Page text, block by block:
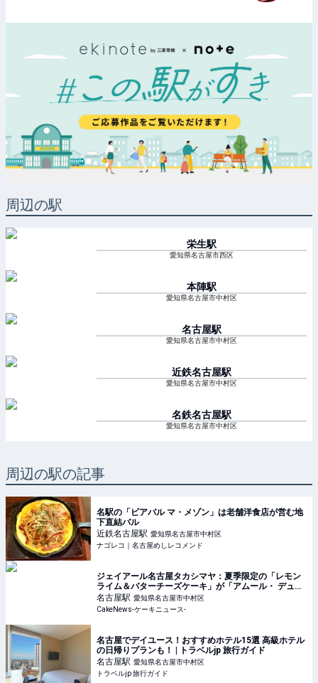
周辺の駅
栄生駅
愛知県名古屋市西区
本陣駅
愛知県名古屋市中村区
名古屋駅
愛知県名古屋市中村区
近鉄名古屋駅
愛知県名古屋市中村区
名鉄名古屋駅
愛知県名古屋市中村区
周辺の駅の記事
名駅の「ビアバル マ・メゾン」は老舗洋食店が営む地
下直結バル
近鉄名古屋駅 愛知県名古屋市中村区
ナゴレコ｜名古屋めしレコメンド
ジェイアール名古屋タカシマヤ：夏季限定の「レモン
ライム＆バターチーズケーキ」が「アムール・ デュ・
ガトー」限定登場
名古屋駅 愛知県名古屋市中村区
CakeNews-ケーキニュース-
名古屋でデイユース！おすすめホテル15選 高級ホテル
の日帰りプランも！ | トラベルjp 旅行ガイド
名古屋駅 愛知県名古屋市中村区
トラベルjp 旅行ガイド